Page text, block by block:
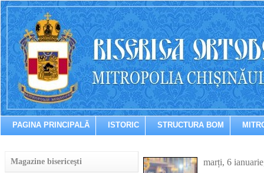
PAGINA PRINCIPALĂ ISTORIC STRUCTURA BOM
Magazine bisericeşti marți, 6